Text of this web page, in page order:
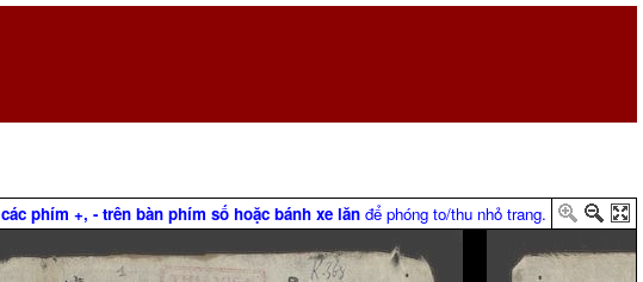
các phím +, - trên bàn phím số hoặc bánh xe lăn để phóng to/thu nhỏ trang.